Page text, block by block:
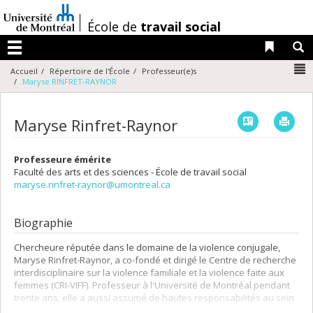
au
contenu
/École de travail social
Menu
Liens
Accueil Répertoire de l'École
Professeur(e)s
Maryse RINFRET-RAYNOR
Maryse Rinfret-Raynor Vcard
Professeure émérite
Faculté des arts et des sciences - École de travail social
maryse.rinfret-raynor@umontreal.ca
Biographie
Chercheure réputée dans le domaine de la violence conjugale,
Maryse Rinfret-Raynor, a co-fondé et dirigé le Centre de recherche
interdisciplinaire sur la violence familiale et la violence faite aux
femmes (CRI-VIFF). Professeur à l'Université de Montréal pendant
trente ans, elle a aussi assumé de hautes responsabilités au sein